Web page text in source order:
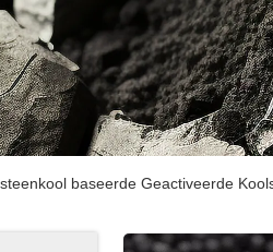
baseerde Geactiveerde